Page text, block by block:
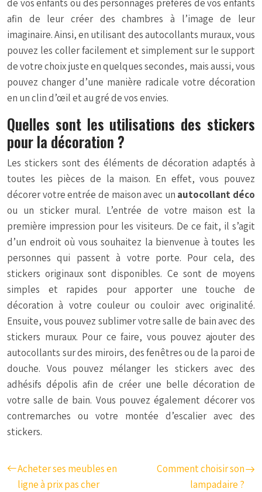
de vos enfants ou des personnages préférés de vos enfants
afin de leur créer des chambres à l’image de leur
imaginaire. Ainsi, en utilisant des autocollants muraux, vous
pouvez les coller facilement et simplement sur le support
de votre choix juste en quelques secondes, mais aussi, vous
pouvez changer d’une manière radicale votre décoration
en un clin d’œil et au gré de vos envies.
Quelles sont les utilisations des stickers
pour la décoration ?
Les stickers sont des éléments de décoration adaptés à
toutes les pièces de la maison. En effet, vous pouvez
décorer votre entrée de maison avec un autocollant déco
ou un sticker mural. L’entrée de votre maison est la
première impression pour les visiteurs. De ce fait, il s’agit
d’un endroit où vous souhaitez la bienvenue à toutes les
personnes qui passent à votre porte. Pour cela, des
stickers originaux sont disponibles. Ce sont de moyens
simples et rapides pour apporter une touche de
décoration à votre couleur ou couloir avec originalité.
Ensuite, vous pouvez sublimer votre salle de bain avec des
stickers muraux. Pour ce faire, vous pouvez ajouter des
autocollants sur des miroirs, des fenêtres ou de la paroi de
douche. Vous pouvez mélanger les stickers avec des
adhésifs dépolis afin de créer une belle décoration de
votre salle de bain. Vous pouvez également décorer vos
contremarches ou votre montée d’escalier avec des
stickers.
Acheter ses meubles en
ligne à prix pas cher
Comment choisir son
lampadaire ?